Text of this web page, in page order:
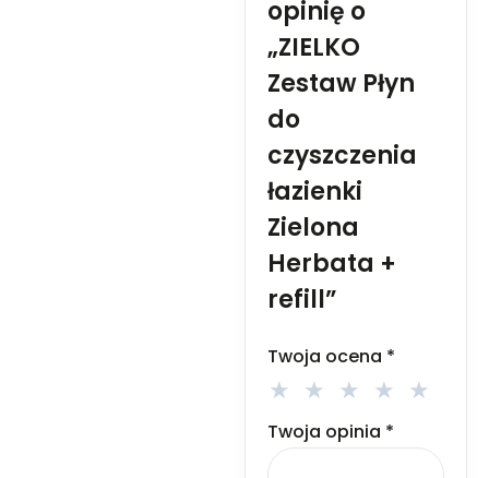
oznakowanych kontenerów
przeznaczonych do
selektywnej zbiórki odpadów.
Stosować zgodnie z
przeznaczeniem i sposobem
użycia. Przechowywać w
miejscu niedostępnym dla
dzieci.
opinię o
„ZIELKO
Zestaw Płyn
do
czyszczenia
łazienki
Zielona
Herbata +
refill”
Twoja ocena *
Twoja opinia *